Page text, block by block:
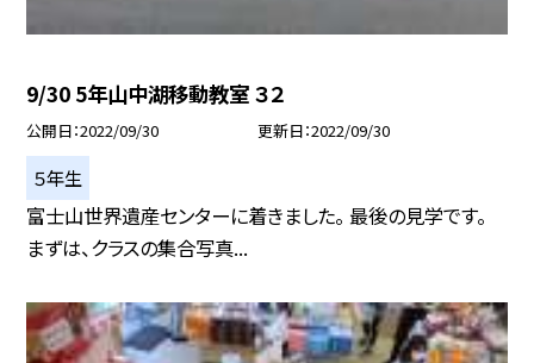
9/30 5年山中湖移動教室 ３２
公開日 2022/09/30 更新日 2022/09/30
５年生
富士山世界遺産センターに着きました。 最後の見学です。
まずは、クラスの集合写真...